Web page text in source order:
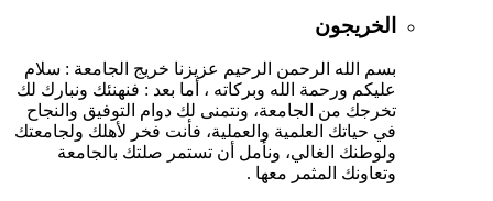
الخريجون
بسم الله الرحمن الرحيم عزيزنا خريج الجامعة : سلام
عليكم ورحمة الله وبركاته ، أما بعد : فنهنئك ونبارك لك
تخرجك من الجامعة، ونتمنى لك دوام التوفيق والنجاح
في حياتك العلمية والعملية، فأنت فخر لأهلك ولجامعتك
ولوطنك الغالي، ونأمل أن تستمر صلتك بالجامعة
وتعاونك المثمر معها .